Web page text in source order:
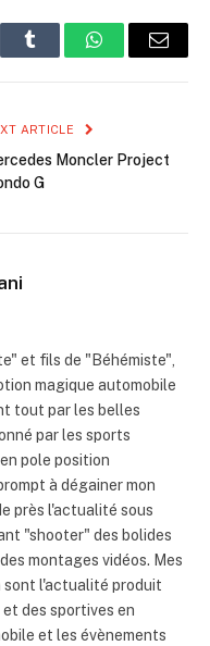
Tumblr WhatsAppEmail
ARTICLE
Moncler Project
G
et fils de "Béhémiste",
magique automobile
tout par les belles
par les sports
pole position
à dégainer mon
près l'actualité sous
"shooter" des bolides
montages vidéos. Mes
sont l'actualité produit
des sportives en
et les évènements